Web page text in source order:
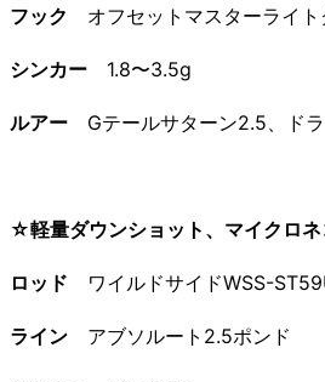
フック オフセットマスターライト
シンカー 1.8〜3.5g
ルアー Gテールサターン2.5、ド
☆軽量ダウンショット、マイクロ
ロッド ワイルドサイドWSS-
ライン アブソルート2.5ポンド